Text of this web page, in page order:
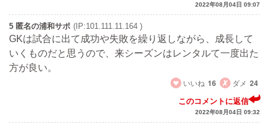
2022年08月04日 09:07
5 匿名の浦和サポ (IP:101.111.11.164 )
GKは試合に出て成功や失敗を繰り返しながら、成長して
いくものだと思うので、来シーズンはレンタルて一度出た
方が良い。
いいね 16 ダメ 24
このコメントに返信
2022年08月04日 09:32